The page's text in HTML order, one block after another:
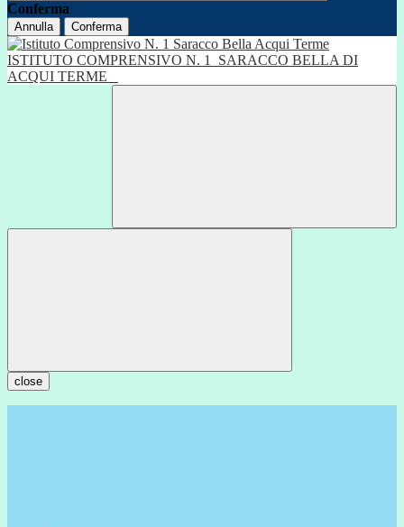
Conferma
Annulla Conferma
ISTITUTO COMPRENSIVO N. 1
SARACCO BELLA DI
ACQUI TERME
close